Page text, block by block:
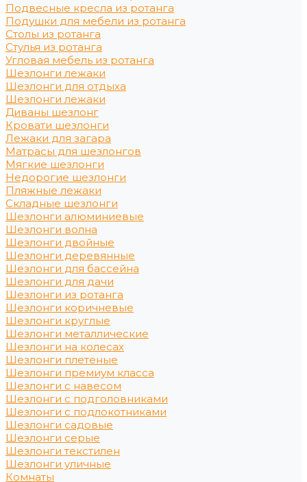
Подвесные кресла из ротанга
Подушки для мебели из ротанга
Столы из ротанга
Стулья из ротанга
Угловая мебель из ротанга
Шезлонги лежаки
Шезлонги для отдыха
Шезлонги лежаки
Диваны шезлонг
Кровати шезлонги
Лежаки для загара
Матрасы для шезлонгов
Мягкие шезлонги
Недорогие шезлонги
Пляжные лежаки
Складные шезлонги
Шезлонги алюминиевые
Шезлонги волна
Шезлонги двойные
Шезлонги деревянные
Шезлонги для бассейна
Шезлонги для дачи
Шезлонги из ротанга
Шезлонги коричневые
Шезлонги круглые
Шезлонги металлические
Шезлонги на колесах
Шезлонги плетеные
Шезлонги премиум класса
Шезлонги с навесом
Шезлонги с подголовниками
Шезлонги с подлокотниками
Шезлонги садовые
Шезлонги серые
Шезлонги текстилен
Шезлонги уличные
Комнаты